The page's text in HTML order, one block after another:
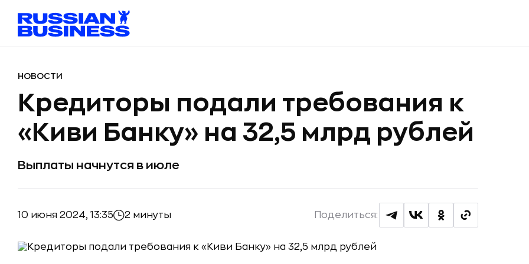
НОВОСТИ
Кредиторы подали требования к
«Киви Банку» на 32,5 млрд рублей
Выплаты начнутся в июле
10 июня 2024, 13:35 2 минуты Поделиться: